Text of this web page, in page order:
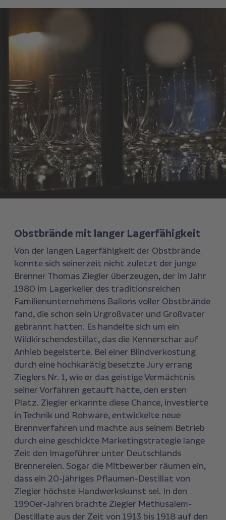
Obstbrände mit langer Lagerfähigkeit
Von der langen Lagerfähigkeit der Obstbrände
konnte sich seinerzeit nicht zuletzt der junge
Brenner Thomas Ziegler überzeugen, der im Jahr
1980 im Lagerkeller des traditionsreichen
Familienunternehmens Ballons voller Obstbrände
fand, die schon sein Urgroßvater und Großvater
gebrannt hatten. Es handelte sich um ein
Wildkirschendestillat, das die Kennerschar auf
Anhieb begeisterte. Bei einer Blindverkostung
durch eine hochkarätig besetzte Jury errang
Zieglers Nr. 1, wie er das geistige Vermächtnis
seiner Vorfahren getauft hatte, den ersten
Platz. Ziegler erkannte diese Chance, investierte
in Technik und Rohware, entwickelte neue
Brennverfahren und machte aus seinem Betrieb
durch eine geschickte Marketingstrategie lange
Zeit den Imageführer unter Deutschlands
Brennereien. Sogar die Mitbewerber räumen ein,
dass ein 20-jähriges Pflaumen-Destillat von
Ziegler höchste Handwerkskunst sei. In den
1990er-Jahren brachte Ziegler Methusalem-
Destillate aus der Zeit von 1913 bis 1918 auf den